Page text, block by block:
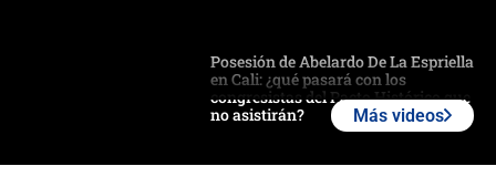
Posesión de Abelardo De La Espriella
en Cali: ¿qué pasará con los
congresistas del Pacto Histórico que
no asistirán?
crece el pulso por la elección del
Más videos